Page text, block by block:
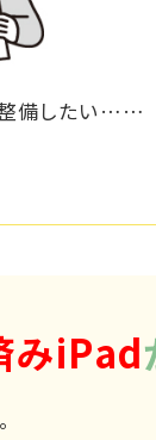
備したい……
みiPad